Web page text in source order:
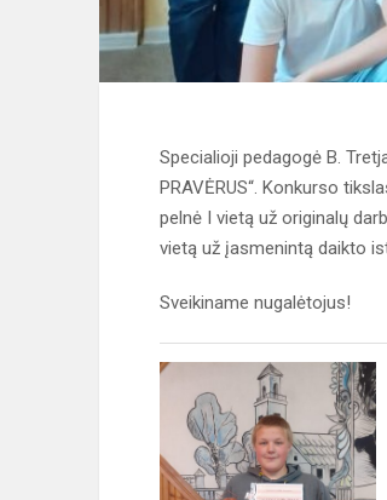
Specialioji pedagogė B.
PRAVĖRUS“. Konkurso
pelnė I vietą už originalų
vietą už įasmenintą daikto
Sveikiname nugalėtojus!